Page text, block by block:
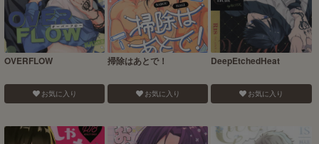
OVERFLOW
お気に入り
掃除はあとで！
お気に入り
DeepEtchedHeat
お気に入り